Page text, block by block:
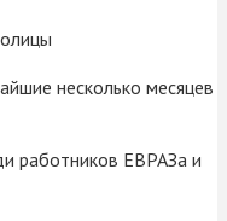
несколько месяцев
работников ЕВРАЗа и